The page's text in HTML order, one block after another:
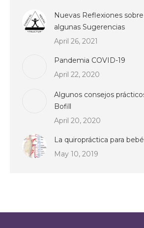
Nuevas Reflexiones
algunas Sugerencias
April 26, 2021
Pandemia COVID-19
April 22, 2020
Algunos consejos
Bofill
April 20, 2020
La quiropráctica para
May 10, 2019